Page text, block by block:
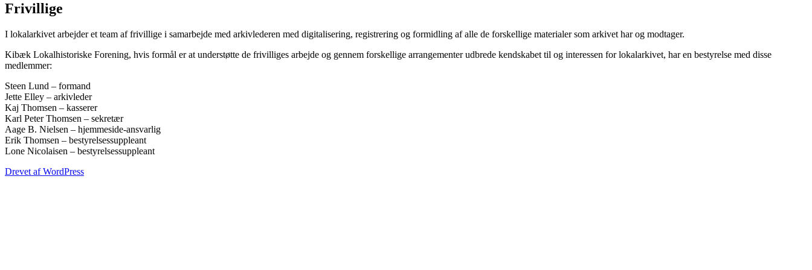
Frivillige
I lokalarkivet arbejder et team af frivillige i samarbejde med arkivlederen med digitalisering, registrering og formidling af alle de forskellige materialer som arkivet har og modtager.
Kibæk Lokalhistoriske Forening, hvis formål er at understøtte de frivilliges arbejde og gennem forskellige arrangementer udbrede kendskabet til og interessen for lokalarkivet, har en bestyrelse med disse
medlemmer:
Steen Lund – formand
Jette Elley – arkivleder
Kaj Thomsen – kasserer
Karl Peter Thomsen – sekretær
Aage B. Nielsen – hjemmeside-ansvarlig
Erik Thomsen – bestyrelsessuppleant
Lone Nicolaisen – bestyrelsessuppleant
Drevet af WordPress